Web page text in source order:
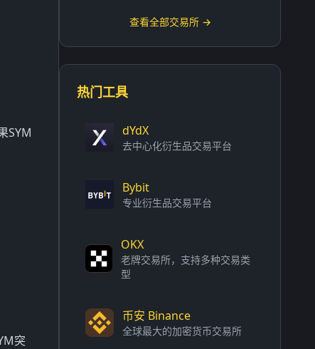
SYM
突
查看全部交易所 →
热门工具
dYdX
去中心化衍生品交易平台
Bybit
专业衍生品交易平台
OKX
老牌交易所，支持多种交易类
型
币安 Binance
全球最大的加密货币交易所